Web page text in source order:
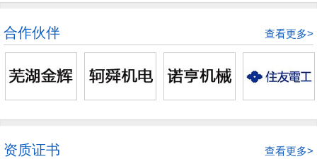
合作伙伴 查看更多>
资质证书 查看更多>